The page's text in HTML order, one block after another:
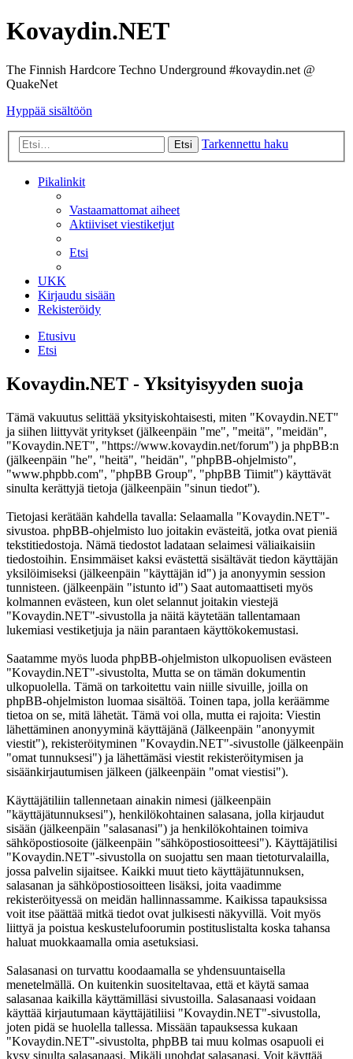
Kovaydin.NET
The Finnish Hardcore Techno Underground #kovaydin.net @
QuakeNet
Hyppää sisältöön
Etsi Tarkennettu haku
Pikalinkit
Vastaamattomat aiheet
Aktiiviset viestiketjut
Etsi
UKK
Kirjaudu sisään
Rekisteröidy
Etusivu
Etsi
Kovaydin.NET - Yksityisyyden suoja
Tämä vakuutus selittää yksityiskohtaisesti, miten "Kovaydin.NET"
ja siihen liittyvät yritykset (jälkeenpäin "me", "meitä", "meidän",
"Kovaydin.NET", "https://www.kovaydin.net/forum") ja phpBB:n
(jälkeenpäin "he", "heitä", "heidän", "phpBB-ohjelmisto",
"www.phpbb.com", "phpBB Group", "phpBB Tiimit") käyttävät
sinulta kerättyjä tietoja (jälkeenpäin "sinun tiedot").
Tietojasi kerätään kahdella tavalla: Selaamalla "Kovaydin.NET"-
sivustoa. phpBB-ohjelmisto luo joitakin evästeitä, jotka ovat pieniä
tekstitiedostoja. Nämä tiedostot ladataan selaimesi väliaikaisiin
tiedostoihin. Ensimmäiset kaksi evästettä sisältävät tiedon käyttäjän
yksilöimiseksi (jälkeenpäin "käyttäjän id") ja anonyymin session
tunnisteen. (jälkeenpäin "istunto id") Saat automaattiseti myös
kolmannen evästeen, kun olet selannut joitakin viestejä
"Kovaydin.NET"-sivustolla ja näitä käytetään tallentamaan
lukemiasi vestiketjuja ja näin parantaen käyttökokemustasi.
Saatamme myös luoda phpBB-ohjelmiston ulkopuolisen evästeen
"Kovaydin.NET"-sivustolta, Mutta se on tämän dokumentin
ulkopuolella. Tämä on tarkoitettu vain niille sivuille, joilla on
phpBB-ohjelmiston luomaa sisältöä. Toinen tapa, jolla keräämme
tietoa on se, mitä lähetät. Tämä voi olla, mutta ei rajoita: Viestin
lähettäminen anonyyminä käyttäjänä (Jälkeenpäin "anonyymit
viestit"), rekisteröityminen "Kovaydin.NET"-sivustolle (jälkeenpäin
"omat tunnuksesi") ja lähettämäsi viestit rekisteröitymisen ja
sisäänkirjautumisen jälkeen (jälkeenpäin "omat viestisi").
Käyttäjätiliin tallennetaan ainakin nimesi (jälkeenpäin
"käyttäjätunnuksesi"), henkilökohtainen salasana, jolla kirjaudut
sisään (jälkeenpäin "salasanasi") ja henkilökohtainen toimiva
sähköpostiosoite (jälkeenpäin "sähköpostiosoitteesi"). Käyttäjätilisi
"Kovaydin.NET"-sivustolla on suojattu sen maan tietoturvalailla,
jossa palvelin sijaitsee. Kaikki muut tieto käyttäjätunnuksen,
salasanan ja sähköpostiosoitteen lisäksi, joita vaadimme
rekisteröityessä on meidän hallinnassamme. Kaikissa tapauksissa
voit itse päättää mitkä tiedot ovat julkisesti näkyvillä. Voit myös
liittyä ja poistua keskustelufoorumin postituslistalta koska tahansa
haluat muokkaamalla omia asetuksiasi.
Salasanasi on turvattu koodaamalla se yhdensuuntaisella
menetelmällä. On kuitenkin suositeltavaa, että et käytä samaa
salasanaa kaikilla käyttämilläsi sivustoilla. Salasanaasi voidaan
käyttää kirjautumaan käyttäjätiliisi "Kovaydin.NET"-sivustolla,
joten pidä se huolella tallessa. Missään tapauksessa kukaan
"Kovaydin.NET"-sivustolta, phpBB tai muu kolmas osapuoli ei
kysy sinulta salasanaasi. Mikäli unohdat salasanasi. Voit käyttää